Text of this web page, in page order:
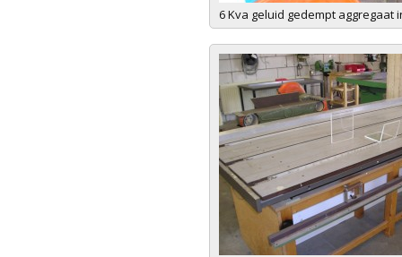
6 Kva geluid gedempt aggregaat